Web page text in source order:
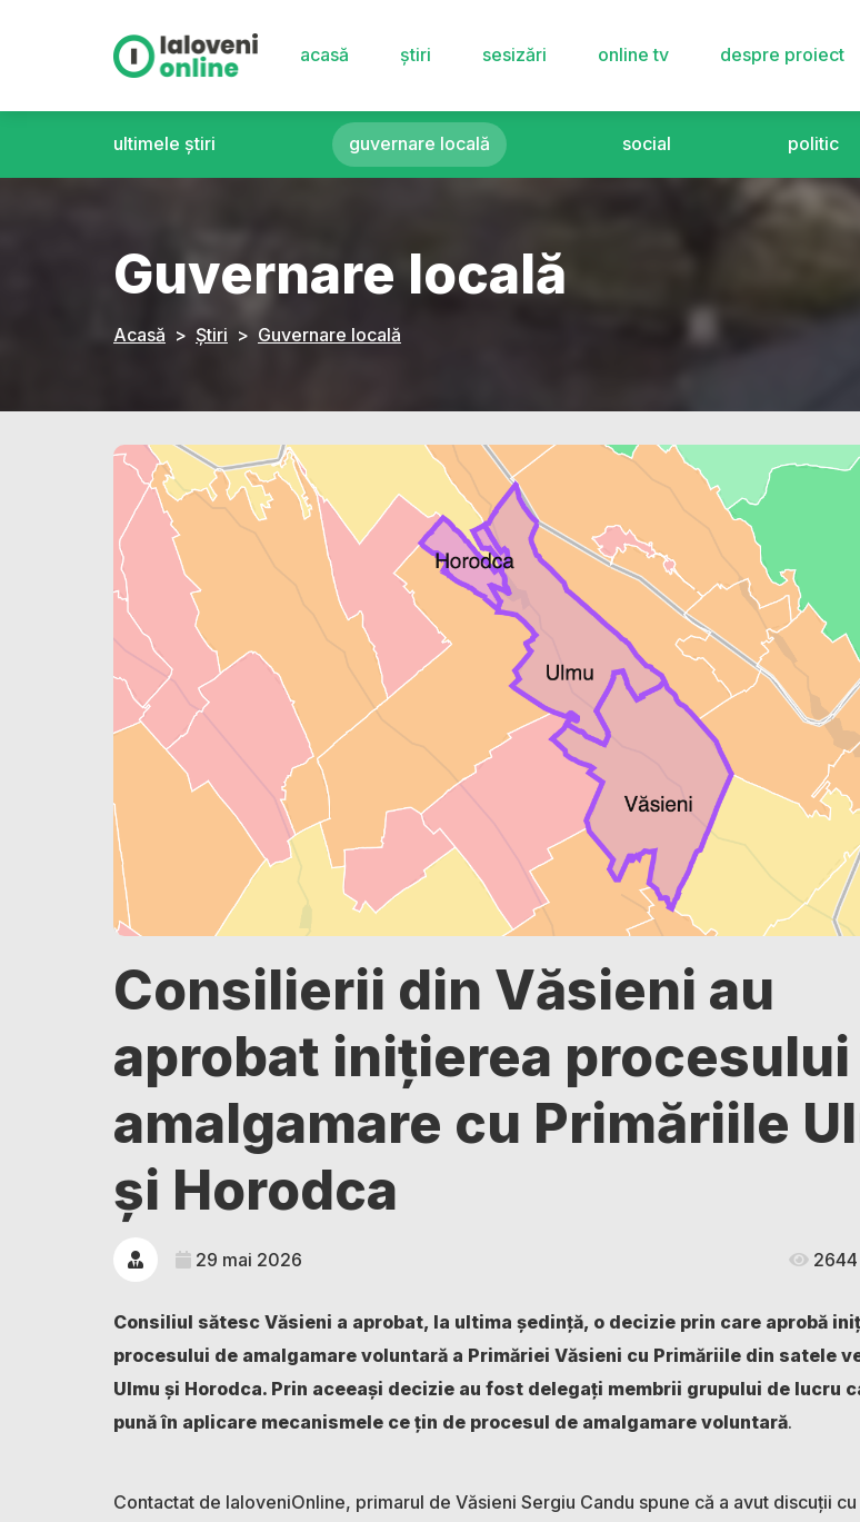
acasă știri sesizări online tv despre proiect
ultimele știri guvernare locală social politic
Guvernare locală
Acasă Știri Guvernare locală
Consilierii din Văsieni au
aprobat inițierea procesului
amalgamare cu Primăriile
și Horodca
29 mai 2026
Consiliul sătesc Văsieni a aprobat, la ultima ședință, o decizie prin care aprobă
procesului de amalgamare voluntară a Primăriei Văsieni cu Primăriile din satele
Ulmu și Horodca. Prin aceeași decizie au fost delegați membrii grupului de lucru
pună în aplicare mecanismele ce țin de procesul de amalgamare voluntară.
Contactat de IaloveniOnline, primarul de Văsieni Sergiu Candu spune că a avut discuții